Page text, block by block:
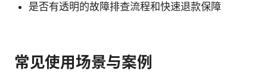
是否有透明的故障排查流程和快速退款保障
常见使用场景与案例